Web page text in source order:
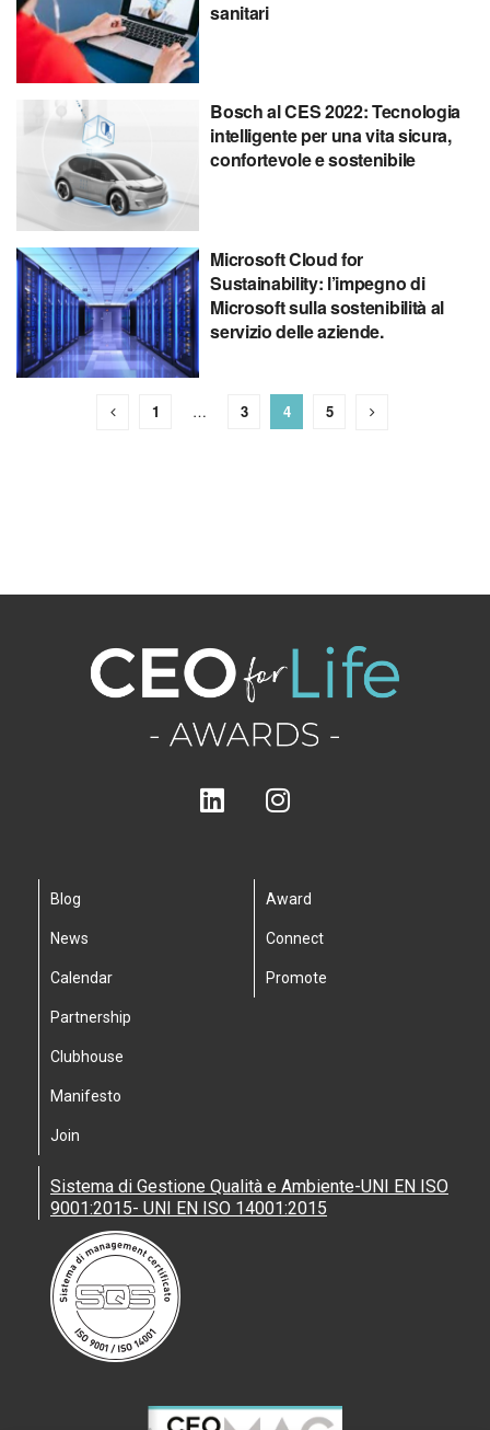
sanitari
Bosch al CES 2022: Tecnologia
intelligente per una vita sicura,
confortevole e sostenibile
Microsoft Cloud for
Sustainability: l’impegno di
Microsoft sulla sostenibilità al
servizio delle aziende.
1 … 3 4 5
Blog
News
Calendar
Partnership
Clubhouse
Manifesto
Join
Award
Connect
Promote
Sistema di Gestione Qualità e Ambiente-UNI EN ISO
9001:2015- UNI EN ISO 14001:2015